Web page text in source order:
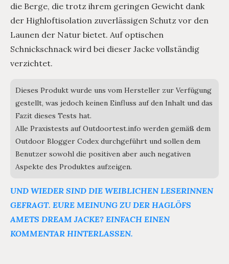
die Berge, die trotz ihrem geringen Gewicht dank
der Highloftisolation zuverlässigen Schutz vor den
Launen der Natur bietet. Auf optischen
Schnickschnack wird bei dieser Jacke vollständig
verzichtet.
Dieses Produkt wurde uns vom Hersteller zur Verfügung
gestellt, was jedoch keinen Einfluss auf den Inhalt und das
Fazit dieses Tests hat.
Alle Praxistests auf Outdoortest.info werden gemäß dem
Outdoor Blogger Codex durchgeführt und sollen dem
Benutzer sowohl die positiven aber auch negativen
Aspekte des Produktes aufzeigen.
UND WIEDER SIND DIE WEIBLICHEN LESERINNEN
GEFRAGT. EURE MEINUNG ZU DER HAGLÖFS
AMETS DREAM JACKE? EINFACH EINEN
KOMMENTAR HINTERLASSEN.